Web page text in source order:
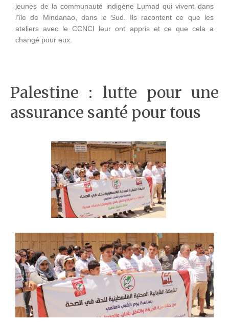
jeunes de la communauté indigène Lumad qui vivent dans
l’île de Mindanao, dans le Sud. Ils racontent ce que les
ateliers avec le CCNCI leur ont appris et ce que cela a
changé pour eux.
Palestine : lutte pour une
assurance santé pour tous